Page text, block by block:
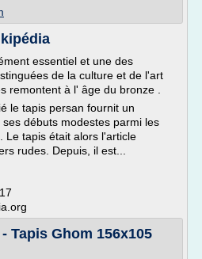
essentiel et une des
de la culture et de l'art
remontent à l' âge du bronze .
le tapis persan fournit un
débuts modestes parmi les
Le tapis était alors l'article
rudes. Depuis, il est...
Tapis Ghom 156x105